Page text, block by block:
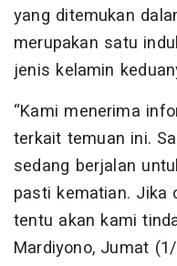
yang ditemukan
merupakan satu
jenis kelamin
“Kami menerima
terkait temuan ini.
sedang berjalan
pasti kematian. Jika
tentu akan kami
Mardiyono, Jumat